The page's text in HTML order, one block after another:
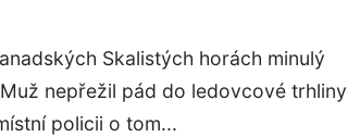
Skalistých horách minulý
nepřežil pád do ledovcové trhliny
policii o tom...